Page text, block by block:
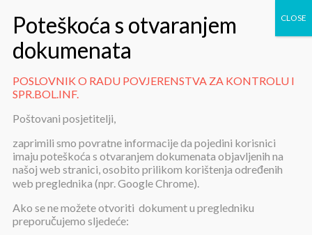
POSLOVNIK O RADU
POVJERENSTVA ZA KONTROLU
I SPR.BOL.INF.
POSLOVNIK O RADU POVJERENSTVA ZA KONTROLU I
SPR.BOL.INF.
Poštovani posjetitelji,
zaprimili smo povratne informacije da pojedini korisnici
imaju poteškoća s otvaranjem dokumenata objavljenih na
našoj web stranici, osobito prilikom korištenja određenih
web preglednika (npr. Google Chrome).
Ako se ne možete otvoriti dokument u pregledniku
preporučujemo sljedeće: